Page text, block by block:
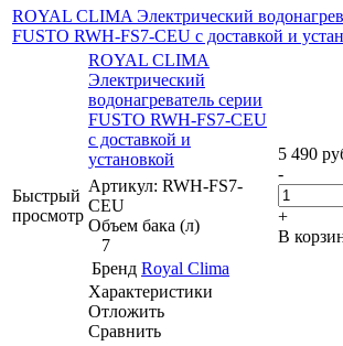
ROYAL CLIMA Электрический
FUSTO RWH-FS7-CEU с доставкой и
Быстрый
просмотр
ROYAL CLIMA
Электрический
водонагреватель серии
FUSTO RWH-FS7-CEU
с доставкой и
установкой
Артикул: RWH-FS7-
CEU
Объем бака (л)
7
Бренд Royal Clima
Характеристики
Отложить
Сравнить
5 490
-
+
В